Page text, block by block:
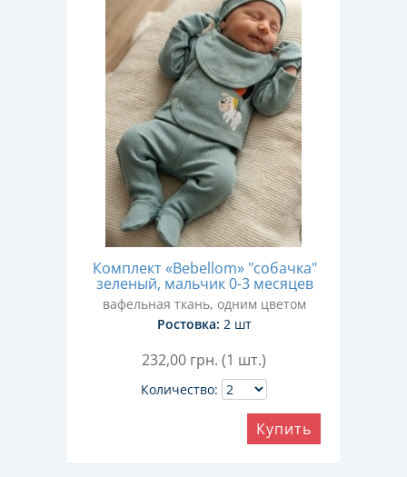
Комплект «Bebellom» "собачка"
зеленый, мальчик 0-3 месяцев
вафельная ткань, одним цветом
Ростовка: 2 шт
232,00 грн. (1 шт.)
Количество:
Купить